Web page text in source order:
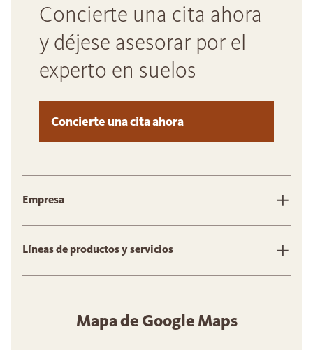
Concierte una cita ahora
y déjese asesorar por el
experto en suelos
Concierte una cita ahora
Empresa
Líneas de productos y servicios
Mapa de Google Maps